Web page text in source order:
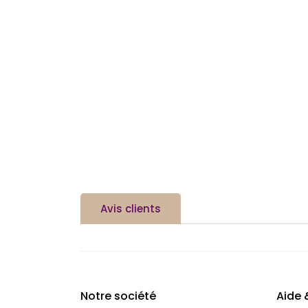
Avis clients
Notre société Aide